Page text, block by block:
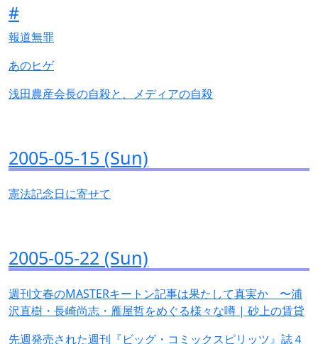
#
報道無罪
あのヒゲ
浅田農産会長の自殺と、メディアの自殺
2005-05-15 (Sun)
憲法記念日に寄せて
2005-05-22 (Sun)
週刊文春のMASTERキートン記事は果たして真実か 〜浦
沢直樹・長崎尚志・雁屋哲をめぐる様々な噂 | 砂上の賃貸
先週発売された週刊『ビッグ・コミックスピリッツ』誌４